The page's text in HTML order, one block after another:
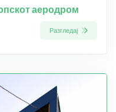
аеродром
Разгледај